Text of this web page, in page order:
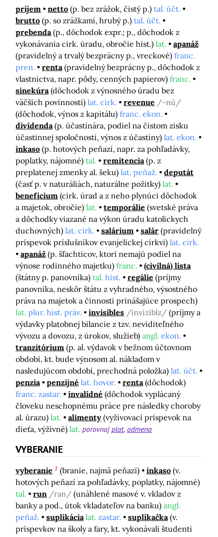
príjem netto (p. bez zrážok, čistý p.) tal. účt.
brutto (p. so zrážkami, hrubý p.) tal. účt.
prebenda (p., dôchodok expr.; p., dôchodok z
vykonávania cirk. úradu, obročie hist.) lat.
apanáž
(pravidelný a trvalý bezprácny p., vreckové) franc.
pren.
renta (pravidelný bezprácny p., dôchodok z
vlastníctva, napr. pôdy, cenných papierov) franc.
sinekúra (dôchodok z výnosného úradu bez
väčších povinností) lat. cirk. revenue /-nü/
(dôchodok, výnos z kapitálu) franc. ekon.
dividenda (p. účastinára, podiel na čistom zisku
účastinnej spoločnosti, výnos z účastiny) lat. ekon.
inkaso (p. hotových peňazí, napr. za pohľadávky,
poplatky, nájomné) tal. remitencia (p. z
preplatenej zmenky al. šeku) lat. peňaž.
deputát
(časť p. v naturáliách, naturálne požitky) lat.
benefícium (cirk. úrad a z neho plynúci dôchodok
a majetok, obročie) lat. temporálie (svetské práva
a dôchodky viazané na výkon úradu katolíckych
duchovných) lat. cirk. salárium salár (pravidelný
príspevok príslušníkov evanjelickej cirkvi) lat. cirk.
apanáž (p. šľachticov, ktorí nemajú podiel na
výnose rodinného majetku) franc.
(civilná) lista
(štátny p. panovníka) tal. hist. regálie (príjmy
panovníka, neskôr štátu z vyhradného, výsostného
práva na majetok a činnosti prinášajúce prospech)
lat. plur. hist. práv. invisibles /inviziblz/ (príjmy a
výdavky platobnej bilancie z tzv. neviditeľného
vývozu a dovozu, z úrokov, služieb) angl. ekon.
tranzitórium (p. al. výdavok v bežnom účtovnom
období, kt. bude výnosom al. nákladom v
nasledujúcom období, prechodná položka) lat. účt.
penzia
penzijné lat. hovor. renta (dôchodok)
franc. zastar.
invalidné (dôchodok vyplácaný
človeku neschopnému práce pre následky choroby
al. úrazu) lat. alimenty (vyživovací príspevok na
dieťa, výživné) lat. porovnajplat odmena
VYBERANIE
vyberanie 2 (branie, najmä peňazí) inkaso (v.
hotových peňazí za pohľadávky, poplatky, nájomné)
tal.
run /ran/ (unáhlené masové v. vkladov z
banky a pod., útok vkladateľov na banku) angl.
peňaž.
suplikácia lat. zastar. suplikačka (v.
príspevkov na školy a fary, kt. vykonávali študenti